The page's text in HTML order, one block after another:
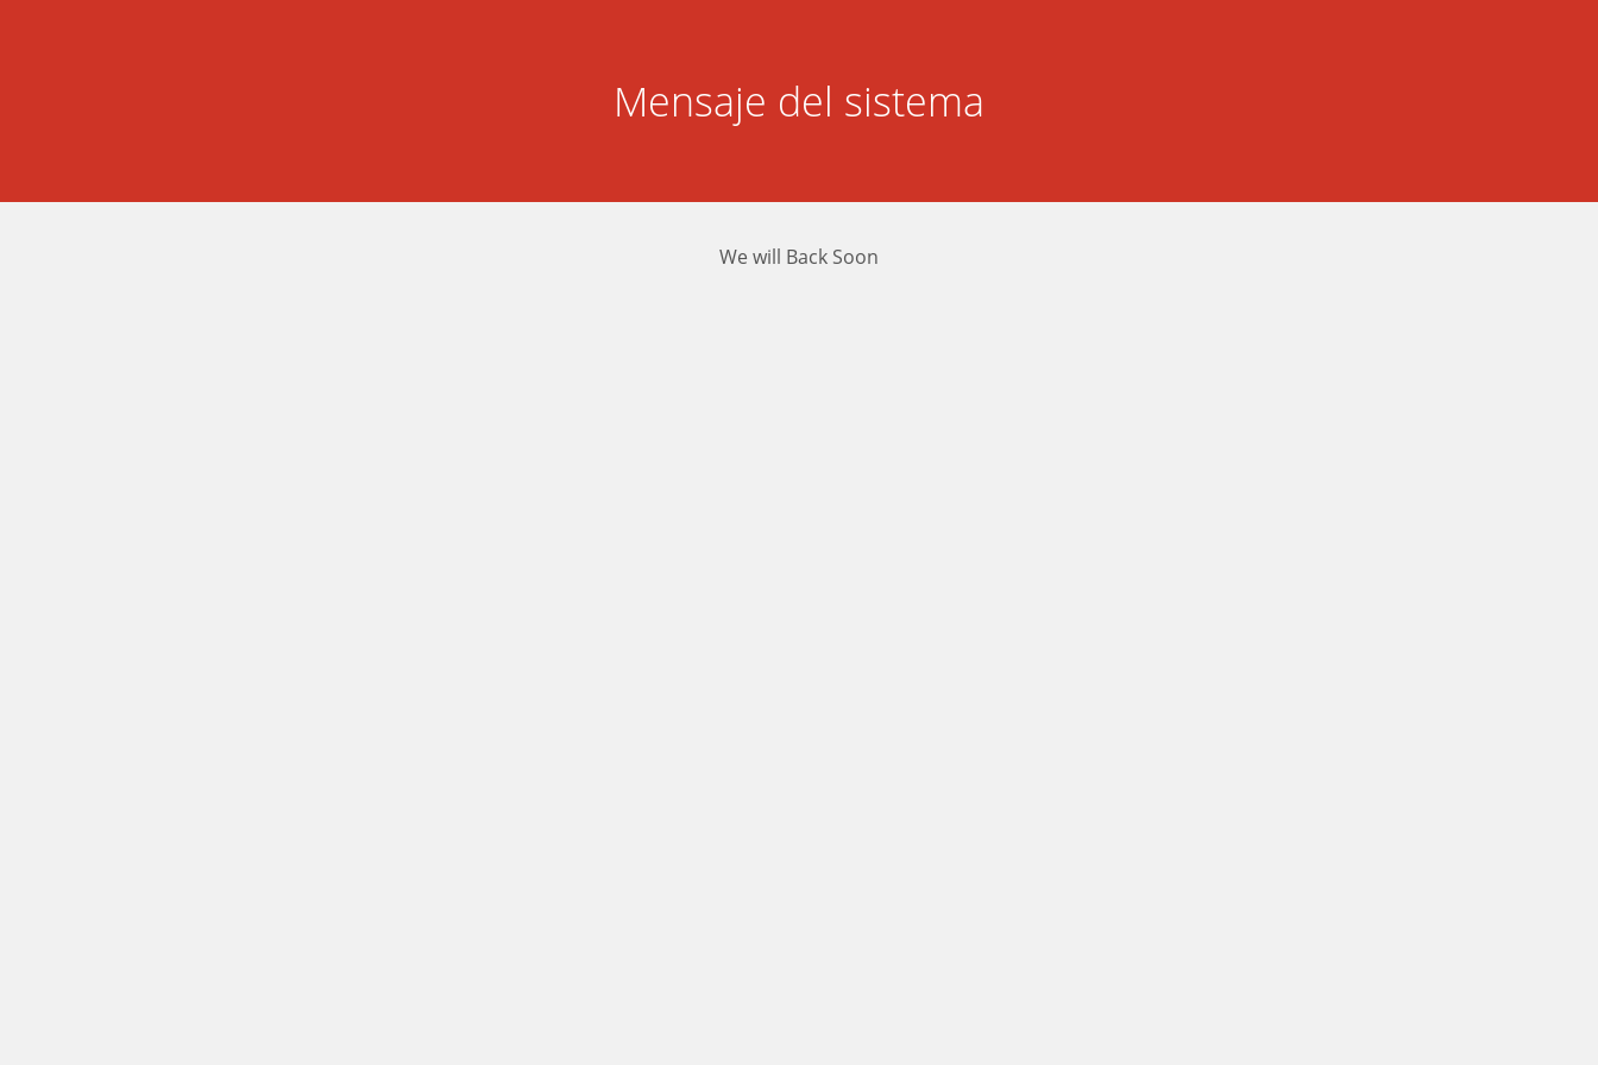
Mensaje del sistema
We will Back Soon